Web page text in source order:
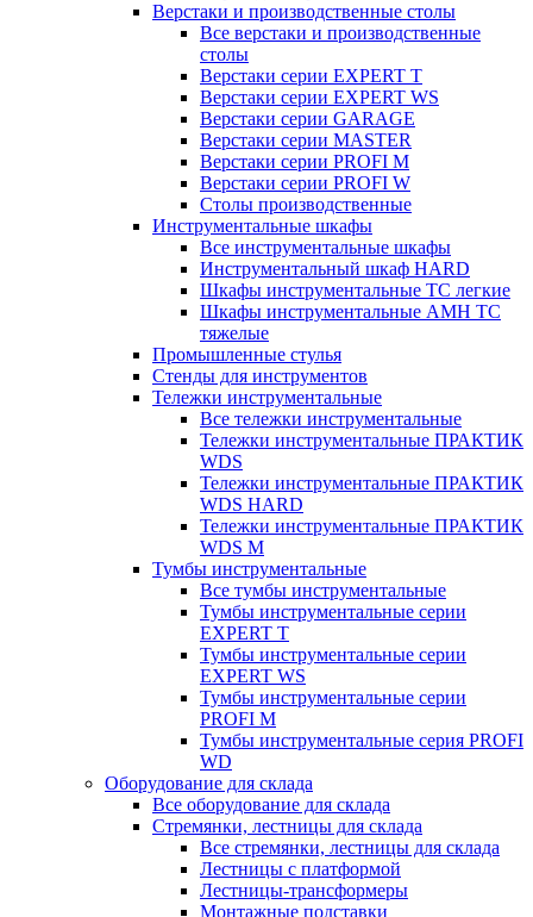
Верстаки и производственные столы
Все верстаки и производственные
столы
Верстаки серии EXPERT T
Верстаки серии EXPERT WS
Верстаки серии GARAGE
Верстаки серии MASTER
Верстаки серии PROFI M
Верстаки серии PROFI W
Столы производственные
Инструментальные шкафы
Все инструментальные шкафы
Инструментальный шкаф HARD
Шкафы инструментальные ТС легкие
Шкафы инструментальные AMH TC
тяжелые
Промышленные стулья
Стенды для инструментов
Тележки инструментальные
Все тележки инструментальные
Тележки инструментальные ПРАКТИК
WDS
Тележки инструментальные ПРАКТИК
WDS HARD
Тележки инструментальные ПРАКТИК
WDS M
Тумбы инструментальные
Все тумбы инструментальные
Тумбы инструментальные серии
EXPERT T
Тумбы инструментальные серии
EXPERT WS
Тумбы инструментальные серии
PROFI M
Тумбы инструментальные серия PROFI
WD
Оборудование для склада
Все оборудование для склада
Стремянки, лестницы для склада
Все стремянки, лестницы для склада
Лестницы с платформой
Лестницы-трансформеры
Монтажные подставки